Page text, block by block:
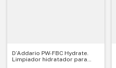
D’Addario PW-FBC Hydrate.
Limpiador hidratador para